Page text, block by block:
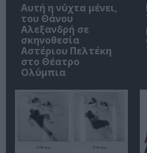
Αυτή η νύχτα μένει,
του Θάνου
Αλεξανδρή σε
σκηνοθεσία
Αστέριου Πελτέκη
στο Θέατρο
Ολύμπια